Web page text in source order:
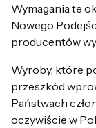
Wymagania te
Nowego
producentów
Wyroby, które
przeszkód
Państwach
oczywiście w